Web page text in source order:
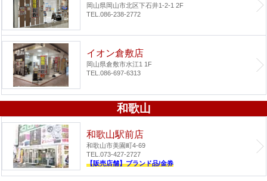
岡山県岡山市北区下石井1-2-1 2F
TEL.086-238-2772
イオン倉敷店
岡山県倉敷市水江1 1F
TEL.086-697-6313
和歌山
和歌山駅前店
和歌山市美園町4-69
TEL.073-427-2727
【販売店舗】ブランド品/金券